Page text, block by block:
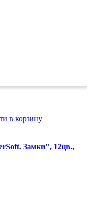
в корзину
Замки", 12цв.,